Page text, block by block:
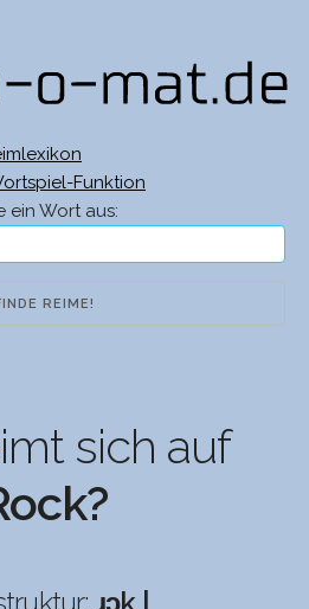
Funktion
ein Wort aus:
sich auf